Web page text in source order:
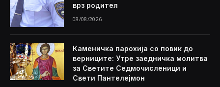
врз родител
08/08/2026
Каменичка парохија со повик до
верниците: Утре заедничка молитва
за Светите Седмочисленици и
Свети Пантелејмон